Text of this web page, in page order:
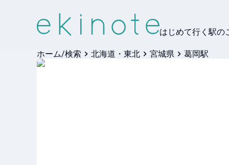
はじめて行く駅の
ホーム/検索 北海道・東北 宮城県 葛岡駅